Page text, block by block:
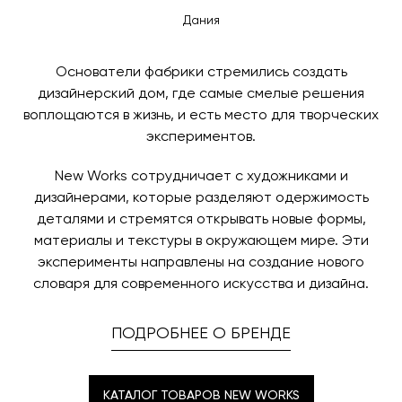
Дания
Основатели фабрики стремились создать
дизайнерский дом, где самые смелые решения
воплощаются в жизнь, и есть место для творческих
экспериментов.
New Works сотрудничает с художниками и
дизайнерами, которые разделяют одержимость
деталями и стремятся открывать новые формы,
материалы и текстуры в окружающем мире. Эти
эксперименты направлены на создание нового
словаря для современного искусства и дизайна.
ПОДРОБНЕЕ О БРЕНДЕ
КАТАЛОГ ТОВАРОВ NEW WORKS